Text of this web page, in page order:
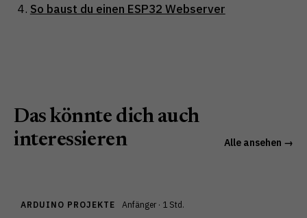
So baust du einen ESP32 Webserver
Das könnte dich auch
interessieren
Alle ansehen →
ARDUINO PROJEKTE Anfänger · 1 Std.